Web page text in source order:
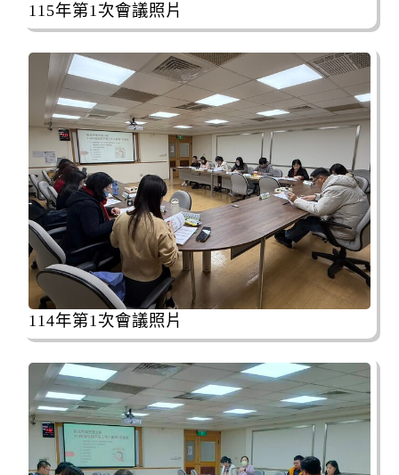
制，並於 18 時整執行橫移門、越堤道及堤外便
道封閉作業；管制範圍為『二重疏...
開放路邊停車
交通局指出，橫移門周邊部分紅黃線開放停車
路段，包含新店溪流域、大漢溪右岸與左岸、
淡水河流域等處，部分為雙邊開放停車，部分
為單邊，詳洽新北市府官網。 交通局補充...
開放路邊停車
2026-08-08, 17:00│新北市政府
颱風來襲，預計於 115 年 8 月 8 日 17 時整執
行市轄橫移門、越堤道及堤外便道只出不進管
制，並於 18 時整執行橫移門、越堤道及堤外便
道封閉作業；管制範圍為『二重疏...
道路封閉
2026-08-08, 21:00│交通部公路局
新北市 八里區 台61線 0K+0~2K+0。受損狀況/
管制原因: 淡江大橋強風預警性封閉管制機車
道、自行車道及人行道，氣象預測風速達8級
風。
國家森林遊樂區
2026-08-09, 00:00│農業部林業及自然保育署
日 預計恢復日期：2026年08月10日
國家森林遊樂區
2026-08-09, 00:00│農業部林業及自然保育署
颱風休園：白海豚颱風休園 預計開始時間：
2026年08月09日 00:00 預計恢復時間：2026年
115年第1次會議照片
114年第1次會議照片